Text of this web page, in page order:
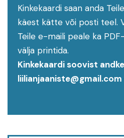
Kinkekaardi saan anda
käest kätte või posti teel.
Teile e-maili peale ka
välja printida.
Kinkekaardi soovist
liilianjaaniste@gmail.com